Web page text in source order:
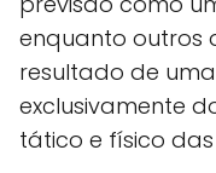
enquanto outros
resultado de
exclusivamente
tático e físico das